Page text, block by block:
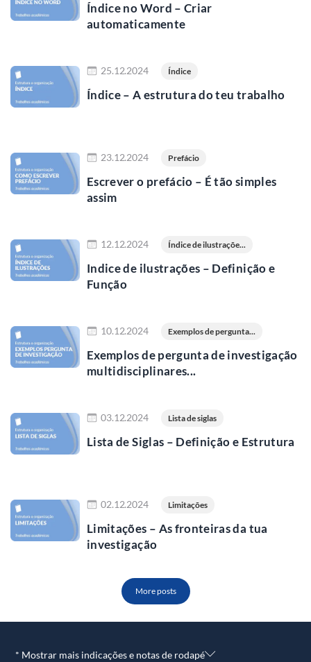
Índice no Word – Criar
automaticamente
25.12.2024 Índice
Índice – A estrutura do teu trabalho
23.12.2024 Prefácio
Escrever o prefácio – É tão simples
assim
12.12.2024 Índice de ilustraçõe...
Indice de ilustrações – Definição e
Função
10.12.2024 Exemplos de pergunta...
Exemplos de pergunta de investigação
multidisciplinares...
03.12.2024 Lista de siglas
Lista de Siglas – Definição e Estrutura
02.12.2024 Limitações
Limitações – As fronteiras da tua
investigação
More posts
* Mostrar mais indicações e notas de rodapé